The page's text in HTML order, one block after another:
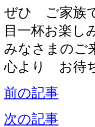
ぜひ ご家族
目一杯お楽し
みなさまのご
心より お待
前の記事
次の記事